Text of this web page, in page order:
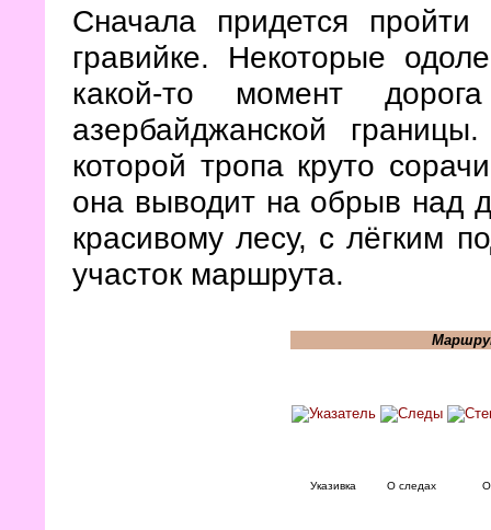
Сначала придется
гравийке. Некоторые
какой-то момент
азербайджанской
которой тропа круто
она выводит на обрыв над
красивому лесу, с лёгким
участок маршрута.
Указивка О следах О